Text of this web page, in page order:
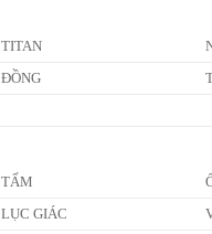
TITAN
ĐỒNG
TẤM
LỤC GIÁC